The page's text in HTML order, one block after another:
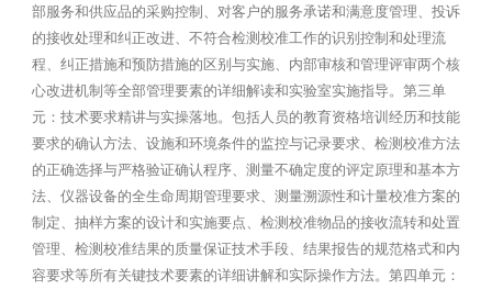
部服务和供应品的采购控制、对客户的服务承诺和满意度管理、投诉
的接收处理和纠正改进、不符合检测校准工作的识别控制和处理流
程、纠正措施和预防措施的区别与实施、内部审核和管理评审两个核
心改进机制等全部管理要素的详细解读和实验室实施指导。第三单
元：技术要求精讲与实操落地。包括人员的教育资格培训经历和技能
要求的确认方法、设施和环境条件的监控与记录要求、检测校准方法
的正确选择与严格验证确认程序、测量不确定度的评定原理和基本方
法、仪器设备的全生命周期管理要求、测量溯源性和计量校准方案的
制定、抽样方案的设计和实施要点、检测校准物品的接收流转和处置
管理、检测校准结果的质量保证技术手段、结果报告的规范格式和内
容要求等所有关键技术要素的详细讲解和实际操作方法。第四单元：